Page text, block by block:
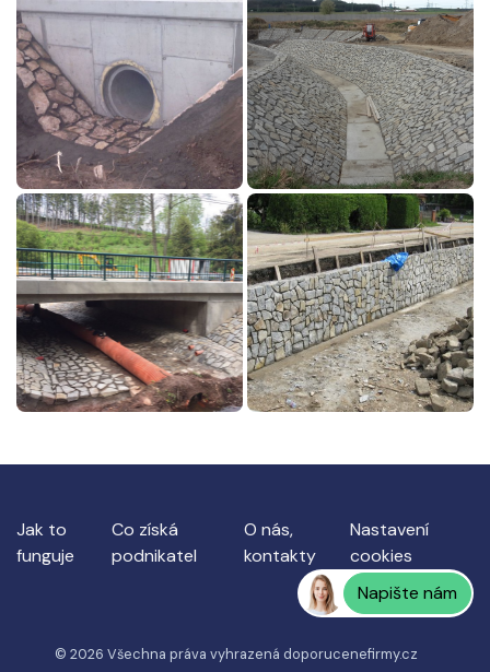
Jak to
funguje
Co získá
podnikatel
O nás,
kontakty
Nastavení
cookies
Napište nám
© 2026 Všechna práva vyhrazená doporucenefirmy.cz